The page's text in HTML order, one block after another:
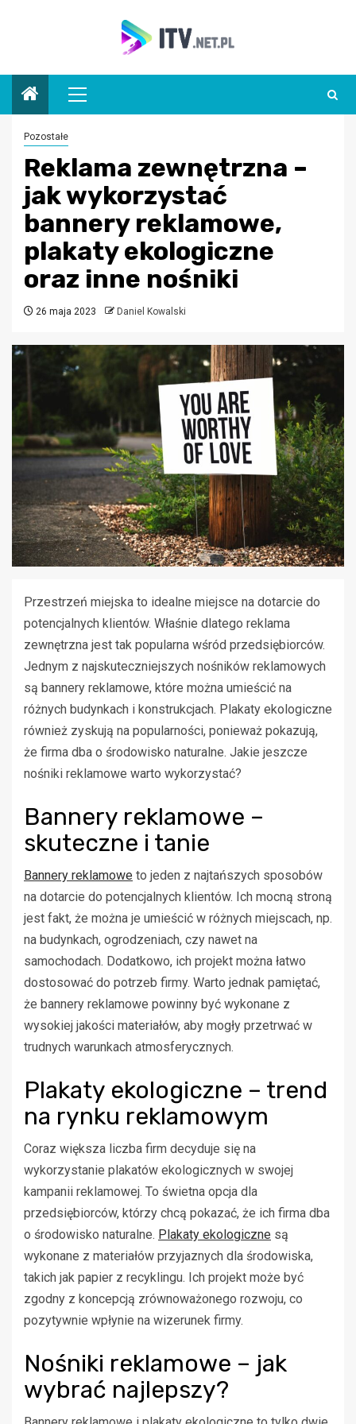
Menu
główne
Pozostałe
Reklama zewnętrzna –
jak wykorzystać
bannery reklamowe,
plakaty ekologiczne
oraz inne nośniki
26 maja 2023 Daniel Kowalski
Przestrzeń miejska to idealne miejsce na dotarcie do
potencjalnych klientów. Właśnie dlatego reklama
zewnętrzna jest tak popularna wśród przedsiębiorców.
Jednym z najskuteczniejszych nośników reklamowych
są bannery reklamowe, które można umieścić na
różnych budynkach i konstrukcjach. Plakaty ekologiczne
również zyskują na popularności, ponieważ pokazują,
że firma dba o środowisko naturalne. Jakie jeszcze
nośniki reklamowe warto wykorzystać?
Bannery reklamowe –
skuteczne i tanie
Bannery reklamowe to jeden z najtańszych sposobów
na dotarcie do potencjalnych klientów. Ich mocną stroną
jest fakt, że można je umieścić w różnych miejscach, np.
na budynkach, ogrodzeniach, czy nawet na
samochodach. Dodatkowo, ich projekt można łatwo
dostosować do potrzeb firmy. Warto jednak pamiętać,
że bannery reklamowe powinny być wykonane z
wysokiej jakości materiałów, aby mogły przetrwać w
trudnych warunkach atmosferycznych.
Plakaty ekologiczne – trend
na rynku reklamowym
Coraz większa liczba firm decyduje się na
wykorzystanie plakatów ekologicznych w swojej
kampanii reklamowej. To świetna opcja dla
przedsiębiorców, którzy chcą pokazać, że ich firma dba
o środowisko naturalne. Plakaty ekologiczne są
wykonane z materiałów przyjaznych dla środowiska,
takich jak papier z recyklingu. Ich projekt może być
zgodny z koncepcją zrównoważonego rozwoju, co
pozytywnie wpłynie na wizerunek firmy.
Nośniki reklamowe – jak
wybrać najlepszy?